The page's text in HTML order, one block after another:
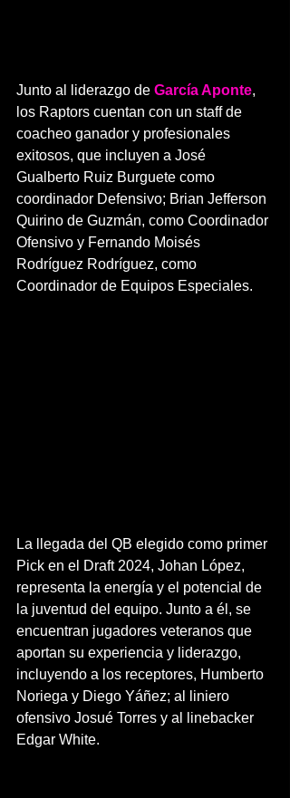
Junto al liderazgo de García Aponte,
los Raptors cuentan con un staff de
coacheo ganador y profesionales
exitosos, que incluyen a José
Gualberto Ruiz Burguete como
coordinador Defensivo; Brian Jefferson
Quirino de Guzmán, como Coordinador
Ofensivo y Fernando Moisés
Rodríguez Rodríguez, como
Coordinador de Equipos Especiales.
La llegada del QB elegido como primer
Pick en el Draft 2024, Johan López,
representa la energía y el potencial de
la juventud del equipo. Junto a él, se
encuentran jugadores veteranos que
aportan su experiencia y liderazgo,
incluyendo a los receptores, Humberto
Noriega y Diego Yáñez; al liniero
ofensivo Josué Torres y al linebacker
Edgar White.